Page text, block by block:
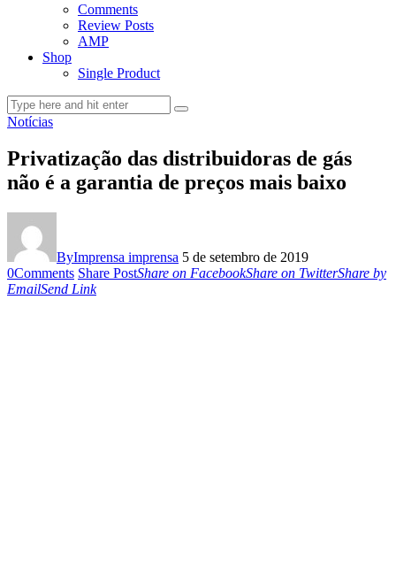
Comments
Review Posts
AMP
Shop
Single Product
Notícias
Privatização das distribuidoras de gás
não é a garantia de preços mais baixo
ByImprensa imprensa 5 de setembro de 2019
0Comments Share PostShare on FacebookShare on TwitterShare by
EmailSend Link